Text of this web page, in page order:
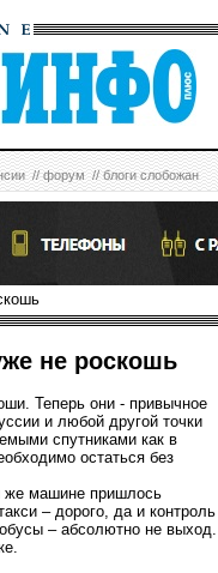
//форум//блоги слобожан
не роскошь
Теперь они - привычное
и любой другой точки
спутниками как в
остаться без
же машине пришлось
– дорого, да и контроль
– абсолютно не выход.